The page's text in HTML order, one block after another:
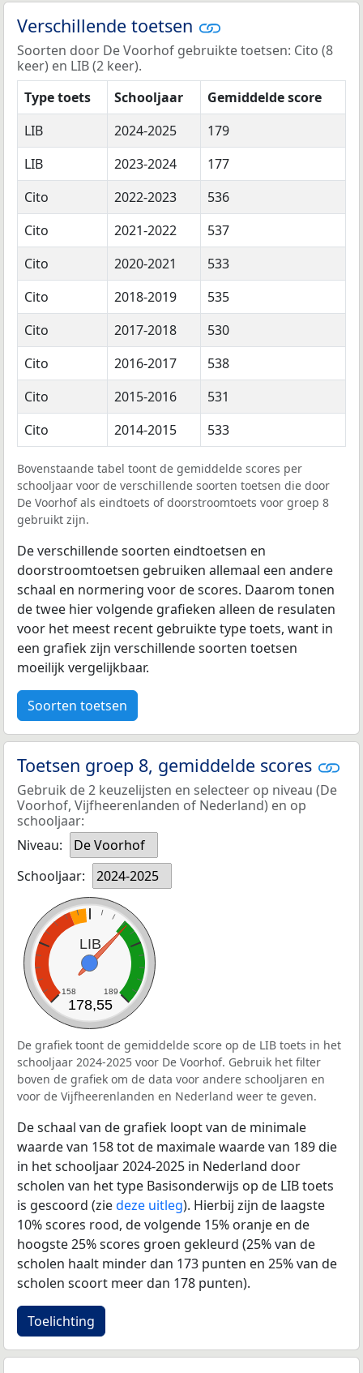
Verschillende toetsen
Soorten door De Voorhof gebruikte toetsen: Cito (8
keer) en LIB (2 keer).
Type toets
Schooljaar
Gemiddelde score
LIB
2024-2025
179
LIB
2023-2024
177
Cito
2022-2023
536
Cito
2021-2022
537
Cito
2020-2021
533
Cito
2018-2019
535
Cito
2017-2018
530
Cito
2016-2017
538
Cito
2015-2016
531
Cito
2014-2015 533
Bovenstaande tabel toont de gemiddelde scores per
schooljaar voor de verschillende soorten toetsen die door
De Voorhof als eindtoets of doorstroomtoets voor groep 8
gebruikt zijn.
De verschillende soorten eindtoetsen en
doorstroomtoetsen gebruiken allemaal een andere
schaal en normering voor de scores. Daarom tonen
de twee hier volgende grafieken alleen de resulaten
voor het meest recent gebruikte type toets, want in
een grafiek zijn verschillende soorten toetsen
moeilijk vergelijkbaar.
Soorten toetsen
Toetsen groep 8, gemiddelde scores
Gebruik de 2 keuzelijsten en selecteer op niveau (De
Voorhof, Vijfheerenlanden of Nederland) en op
schooljaar:
Niveau:
De Voorhof
Schooljaar:
2024-2025
LIB
158 189
178,55
De grafiek toont de gemiddelde score op de LIB toets in het
schooljaar 2024-2025 voor De Voorhof. Gebruik het filter
boven de grafiek om de data voor andere schooljaren en
voor de Vijfheerenlanden en Nederland weer te geven.
De schaal van de grafiek loopt van de minimale
waarde van 158 tot de maximale waarde van 189 die
in het schooljaar 2024-2025 in Nederland door
scholen van het type Basisonderwijs op de LIB toets
is gescoord (ziedeze uitleg). Hierbij zijn de laagste
10% scores rood, de volgende 15% oranje en de
hoogste 25% scores groen gekleurd (25% van de
scholen haalt minder dan 173 punten en 25% van de
scholen scoort meer dan 178 punten).
Toelichting